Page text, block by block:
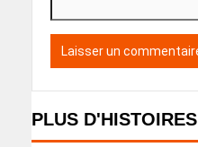
PLUS D'HISTOIRES